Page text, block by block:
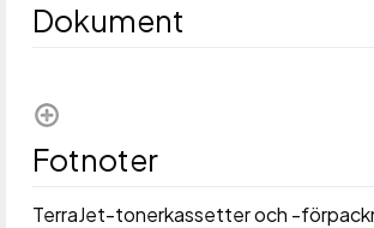
Dokument
Fotnoter
TerraJet-tonerkassetter och -